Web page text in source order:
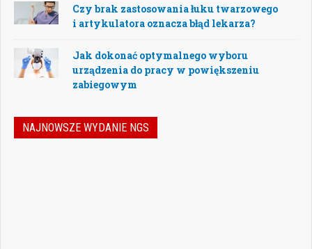
Czy brak zastosowania łuku twarzowego
i artykulatora oznacza błąd lekarza?
Jak dokonać optymalnego wyboru
urządzenia do pracy w powiększeniu
zabiegowym
NAJNOWSZE WYDANIE NGS